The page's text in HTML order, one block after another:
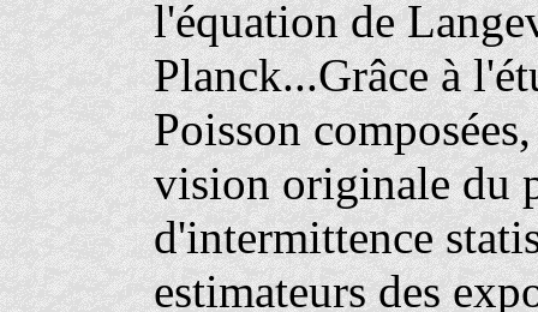
l'équation de
Planck...Grâce à
Poisson
vision originale du
d'intermittence
estimateurs des